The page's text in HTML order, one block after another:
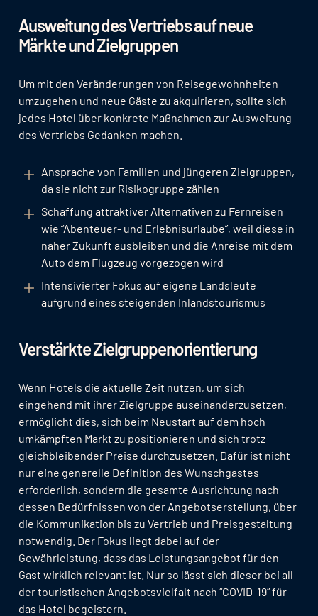
Ausweitung des Vertriebs auf neue
Märkte und Zielgruppen
Um mit den Veränderungen von Reisegewohnheiten
umzugehen und neue Gäste zu akquirieren, sollte sich
jedes Hotel über konkrete Maßnahmen zur Ausweitung
des Vertriebs Gedanken machen.
Ansprache von Familien und jüngeren Zielgruppen,
da sie nicht zur Risikogruppe zählen
Schaffung attraktiver Alternativen zu Fernreisen
wie “Abenteuer- und Erlebnisurlaube”, weil diese in
naher Zukunft ausbleiben und die Anreise mit dem
Auto dem Flugzeug vorgezogen wird
Intensivierter Fokus auf eigene Landsleute
aufgrund eines steigenden Inlandstourismus
Verstärkte Zielgruppenorientierung
Wenn Hotels die aktuelle Zeit nutzen, um sich
eingehend mit ihrer Zielgruppe auseinanderzusetzen,
ermöglicht dies, sich beim Neustart auf dem hoch
umkämpften Markt zu positionieren und sich trotz
gleichbleibender Preise durchzusetzen. Dafür ist nicht
nur eine generelle Definition des Wunschgastes
erforderlich, sondern die gesamte Ausrichtung nach
dessen Bedürfnissen von der Angebotserstellung, über
die Kommunikation bis zu Vertrieb und Preisgestaltung
notwendig. Der Fokus liegt dabei auf der
Gewährleistung, dass das Leistungsangebot für den
Gast wirklich relevant ist. Nur so lässt sich dieser bei all
der touristischen Angebotsvielfalt nach “COVID-19” für
das Hotel begeistern.